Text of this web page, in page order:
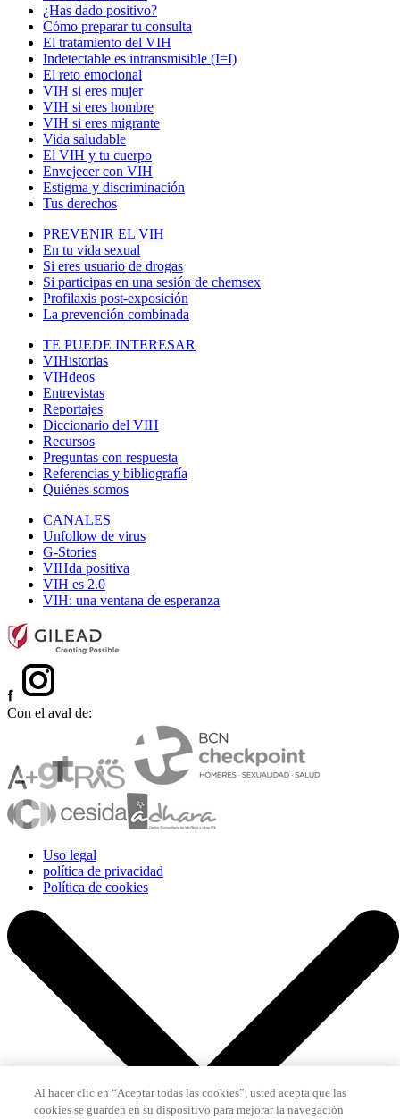
¿Has dado positivo?
Cómo preparar tu consulta
El tratamiento del VIH
Indetectable es intransmisible (I=I)
El reto emocional
VIH si eres mujer
VIH si eres hombre
VIH si eres migrante
Vida saludable
El VIH y tu cuerpo
Envejecer con VIH
Estigma y discriminación
Tus derechos
PREVENIR EL VIH
En tu vida sexual
Si eres usuario de drogas
Si participas en una sesión de chemsex
Profilaxis post-exposición
La prevención combinada
TE PUEDE INTERESAR
VIHistorias
VIHdeos
Entrevistas
Reportajes
Diccionario del VIH
Recursos
Preguntas con respuesta
Referencias y bibliografía
Quiénes somos
CANALES
Unfollow de virus
G-Stories
VIHda positiva
VIH es 2.0
VIH: una ventana de esperanza
Con el aval de:
Uso legal
política de privacidad
Política de cookies
Al hacer clic en “Aceptar todas las cookies”, usted acepta que las
cookies se guarden en su dispositivo para mejorar la navegación